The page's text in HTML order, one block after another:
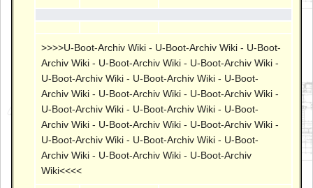
>>>>U-Boot-Archiv Wiki - U-Boot-Archiv Wiki - U-Boot-
Archiv Wiki - U-Boot-Archiv Wiki - U-Boot-Archiv Wiki -
U-Boot-Archiv Wiki - U-Boot-Archiv Wiki - U-Boot-
Archiv Wiki - U-Boot-Archiv Wiki - U-Boot-Archiv Wiki -
U-Boot-Archiv Wiki - U-Boot-Archiv Wiki - U-Boot-
Archiv Wiki - U-Boot-Archiv Wiki - U-Boot-Archiv Wiki -
U-Boot-Archiv Wiki - U-Boot-Archiv Wiki - U-Boot-
Archiv Wiki - U-Boot-Archiv Wiki - U-Boot-Archiv
Wiki<<<<